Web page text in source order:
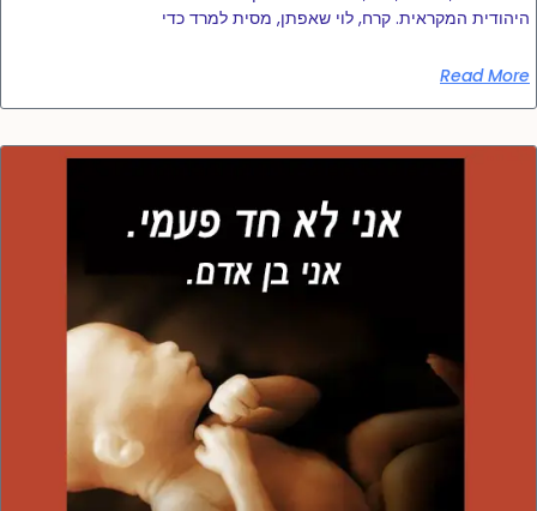
היהודית המקראית. קרח, לוי שאפתן, מסית למרד כדי
Read More